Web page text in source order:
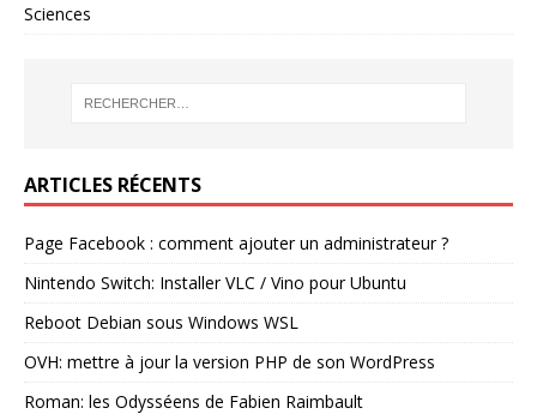
Sciences
ARTICLES RÉCENTS
Page Facebook : comment ajouter un administrateur ?
Nintendo Switch: Installer VLC / Vino pour Ubuntu
Reboot Debian sous Windows WSL
OVH: mettre à jour la version PHP de son WordPress
Roman: les Odysséens de Fabien Raimbault